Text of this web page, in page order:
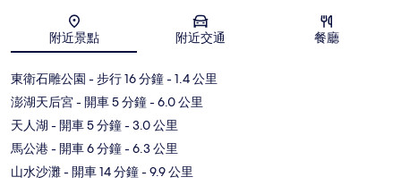
地圖
附近景點 附近交通 餐廳
東衛石雕公園 - 步行 16 分鐘- 1.4 公里
澎湖天后宮- 開車 5 分鐘- 6.0 公里
天人湖 - 開車 5 分鐘- 3.0 公里
馬公港- 開車 6 分鐘- 6.3 公里
山水沙灘- 開車 14 分鐘- 9.9 公里